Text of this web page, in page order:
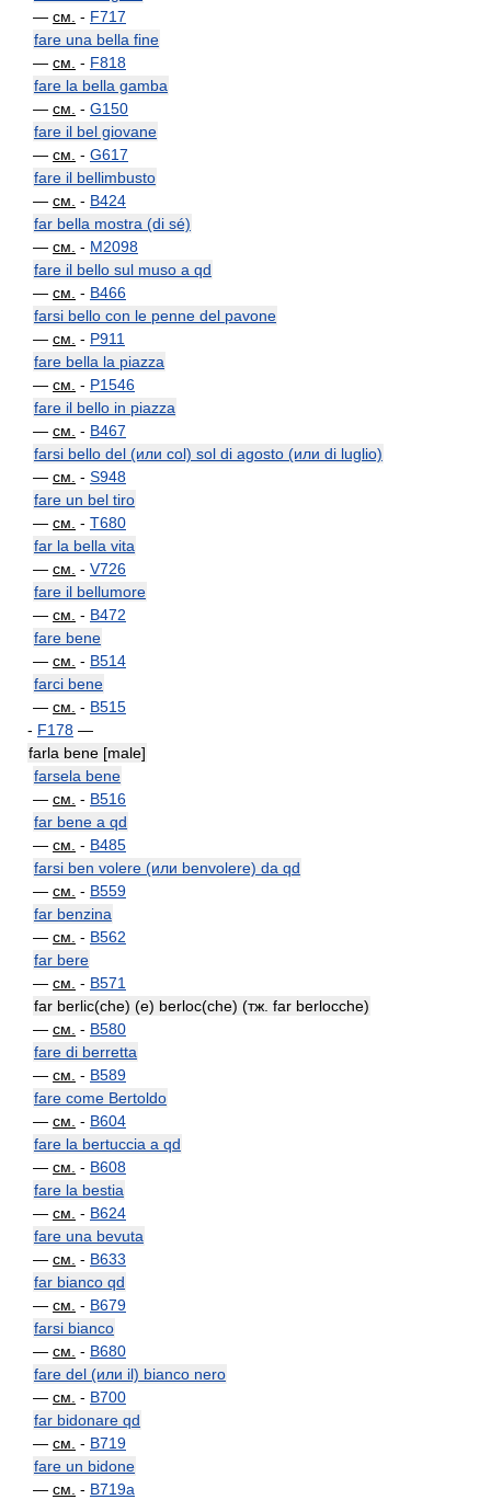
— см. - F717
fare una bella fine
— см. - F818
fare la bella gamba
— см. - G150
fare il bel giovane
— см. - G617
fare il bellimbusto
— см. - B424
far bella mostra (di sé)
— см. - M2098
fare il bello sul muso a qd
— см. - B466
farsi bello con le penne del pavone
— см. - P911
fare bella la piazza
— см. - P1546
fare il bello in piazza
— см. - B467
farsi bello del (или col) sol di agosto (или di luglio)
— см. - S948
fare un bel tiro
— см. - T680
far la bella vita
— см. - V726
fare il bellumore
— см. - B472
fare bene
— см. - B514
farci bene
— см. - B515
- F178 —
farla bene [male]
farsela bene
— см. - B516
far bene a qd
— см. - B485
farsi ben volere (или benvolere) da qd
— см. - B559
far benzina
— см. - B562
far bere
— см. - B571
far berlic(che) (e) berloc(che) (тж. far berlocche)
— см. - B580
fare di berretta
— см. - B589
fare come Bertoldo
— см. - B604
fare la bertuccia a qd
— см. - B608
fare la bestia
— см. - B624
fare una bevuta
— см. - B633
far bianco qd
— см. - B679
farsi bianco
— см. - B680
fare del (или il) bianco nero
— см. - B700
far bidonare qd
— см. - B719
fare un bidone
— см. - B719a